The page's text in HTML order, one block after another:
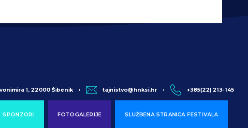
SPONZORI FOTOGALERIJE SLUŽBENA STRANICA FESTIVALA
1, 22000 Šibenik tajnistvo@hnksi.hr +385(22) 213-145